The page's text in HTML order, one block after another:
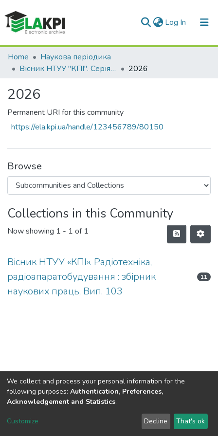
Log In (current)
Communities & Collections
All of DSpace
Statistics
Home
Наукова періодика
Вісник НТУУ "КПІ". Серія Радіотехніка, Радіоапаратобудування
2026
2026
Permanent URI for this community
https://ela.kpi.ua/handle/123456789/80150
Browse
Collections in this Community
Now showing 1 - 1 of 1
Вісник НТУУ «КПІ». Радіотехніка,
радіоапаратобудування : збірник
наукових праць, Вип. 103
11
DSpace software copyright © 2002-2026 LYRASIS
Send Feedback
We collect and process your personal information for the
following purposes: Authentication, Preferences,
Acknowledgement and Statistics.
Customize Decline That's ok